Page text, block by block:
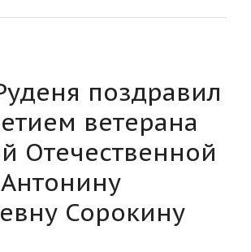
post
поздравил
ветерана
Отечественной
Сорокину